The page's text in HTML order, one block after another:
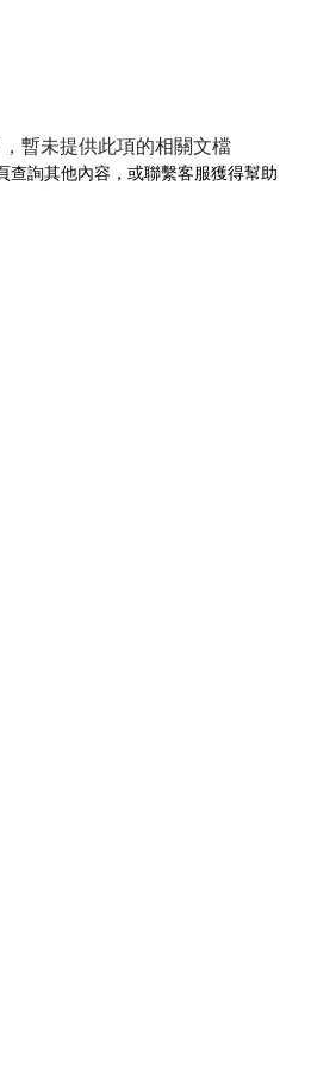
暫未提供此項的相關文檔
查詢其他內容，或聯繫客服獲得幫助